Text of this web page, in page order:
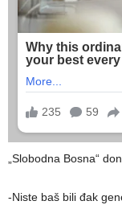
„Slobodna Bosna“
-Niste baš bili đak